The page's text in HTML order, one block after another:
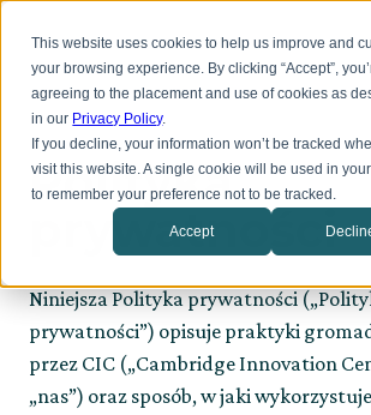
This website uses cookies to help us improve and
your browsing experience. By clicking “Accept”,
agreeing to the placement and use of cookies as
in our Privacy Policy.
If you decline, your information won’t be tracked
visit this website. A single cookie will be used in
to remember your preference not to be tracked.
Accept
głównej
treści
Polityka
prywatności
Niniejsza Polityka prywatności
prywatności”) opisuje praktyki
przez CIC („Cambridge Innovation
„nas”) oraz sposób, w jaki